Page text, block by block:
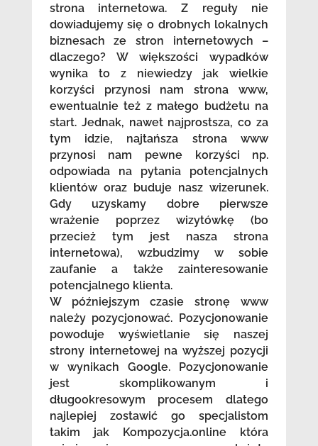
strona internetowa. Z reguły nie
dowiadujemy się o drobnych lokalnych
biznesach ze stron internetowych –
dlaczego? W większości wypadków
wynika to z niewiedzy jak wielkie
korzyści przynosi nam strona www,
ewentualnie też z małego budżetu na
start. Jednak, nawet najprostsza, co za
tym idzie, najtańsza strona www
przynosi nam pewne korzyści np.
odpowiada na pytania potencjalnych
klientów oraz buduje nasz wizerunek.
Gdy uzyskamy dobre pierwsze
wrażenie poprzez wizytówkę (bo
przecież tym jest nasza strona
internetowa), wzbudzimy w sobie
zaufanie a także zainteresowanie
potencjalnego klienta.
W późniejszym czasie stronę www
należy pozycjonować. Pozycjonowanie
powoduje wyświetlanie się naszej
strony internetowej na wyższej pozycji
w wynikach Google. Pozycjonowanie
jest skomplikowanym i
długookresowym procesem dlatego
najlepiej zostawić go specjalistom
takim jak Kompozycja.online która